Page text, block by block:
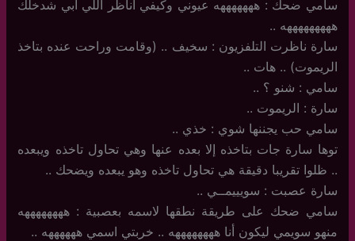
سامي ضحك : هههههههه عيوني وكيفي أناظر اللي أبي شدخلك
هههههههههه ..
سارة ناظرت التلفزيون : سخيف .. (وقامت وراحت عنده بتاخذ
الريموت) .. هات ..
سامي : شنو ؟ ..
سارة : الريموت ..
سامي حب يجننها شوي : خذي ..
توها سارة جات بتاخذه إلا بعده عنها وهي تحاول تاخذه ويبعده
.. ظلوا تقريبا دقيقة هي تحاول تاخذه وهو يبعده ويضحك ..
سارة عصبت : سويييمــي ..
سامي ضحك على طريقة نطقها لاسمه بعصبية : ههههههههه
منهو سويمي ليكون أنا ههههههههه .. خربتي اسمي ههههههه ..